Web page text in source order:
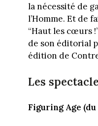
la nécessité de
l’Homme. Et de
“Haut les cœurs
de son éditorial
édition de
Les
Figuring Age (du